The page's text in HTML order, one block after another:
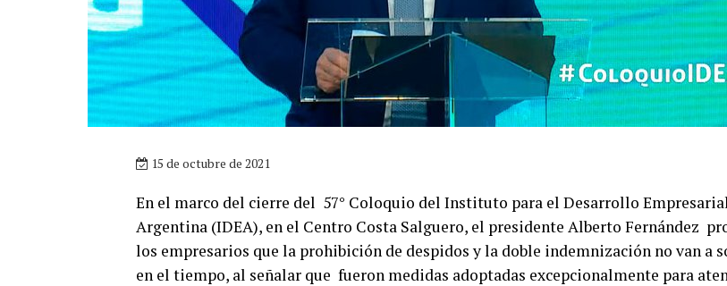
15 de octubre de 2021
En el marco del cierre del 57° Coloquio del Instituto para el Desarrollo
Argentina (IDEA), en el Centro Costa Salguero, el presidente Alberto Fernández
los empresarios que la prohibición de despidos y la doble indemnización no van a
en el tiempo, al señalar que fueron medidas adoptadas excepcionalmente para